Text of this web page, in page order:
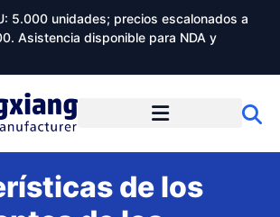
5.000 unidades; precios escalonados a
Asistencia disponible para NDA y
de los